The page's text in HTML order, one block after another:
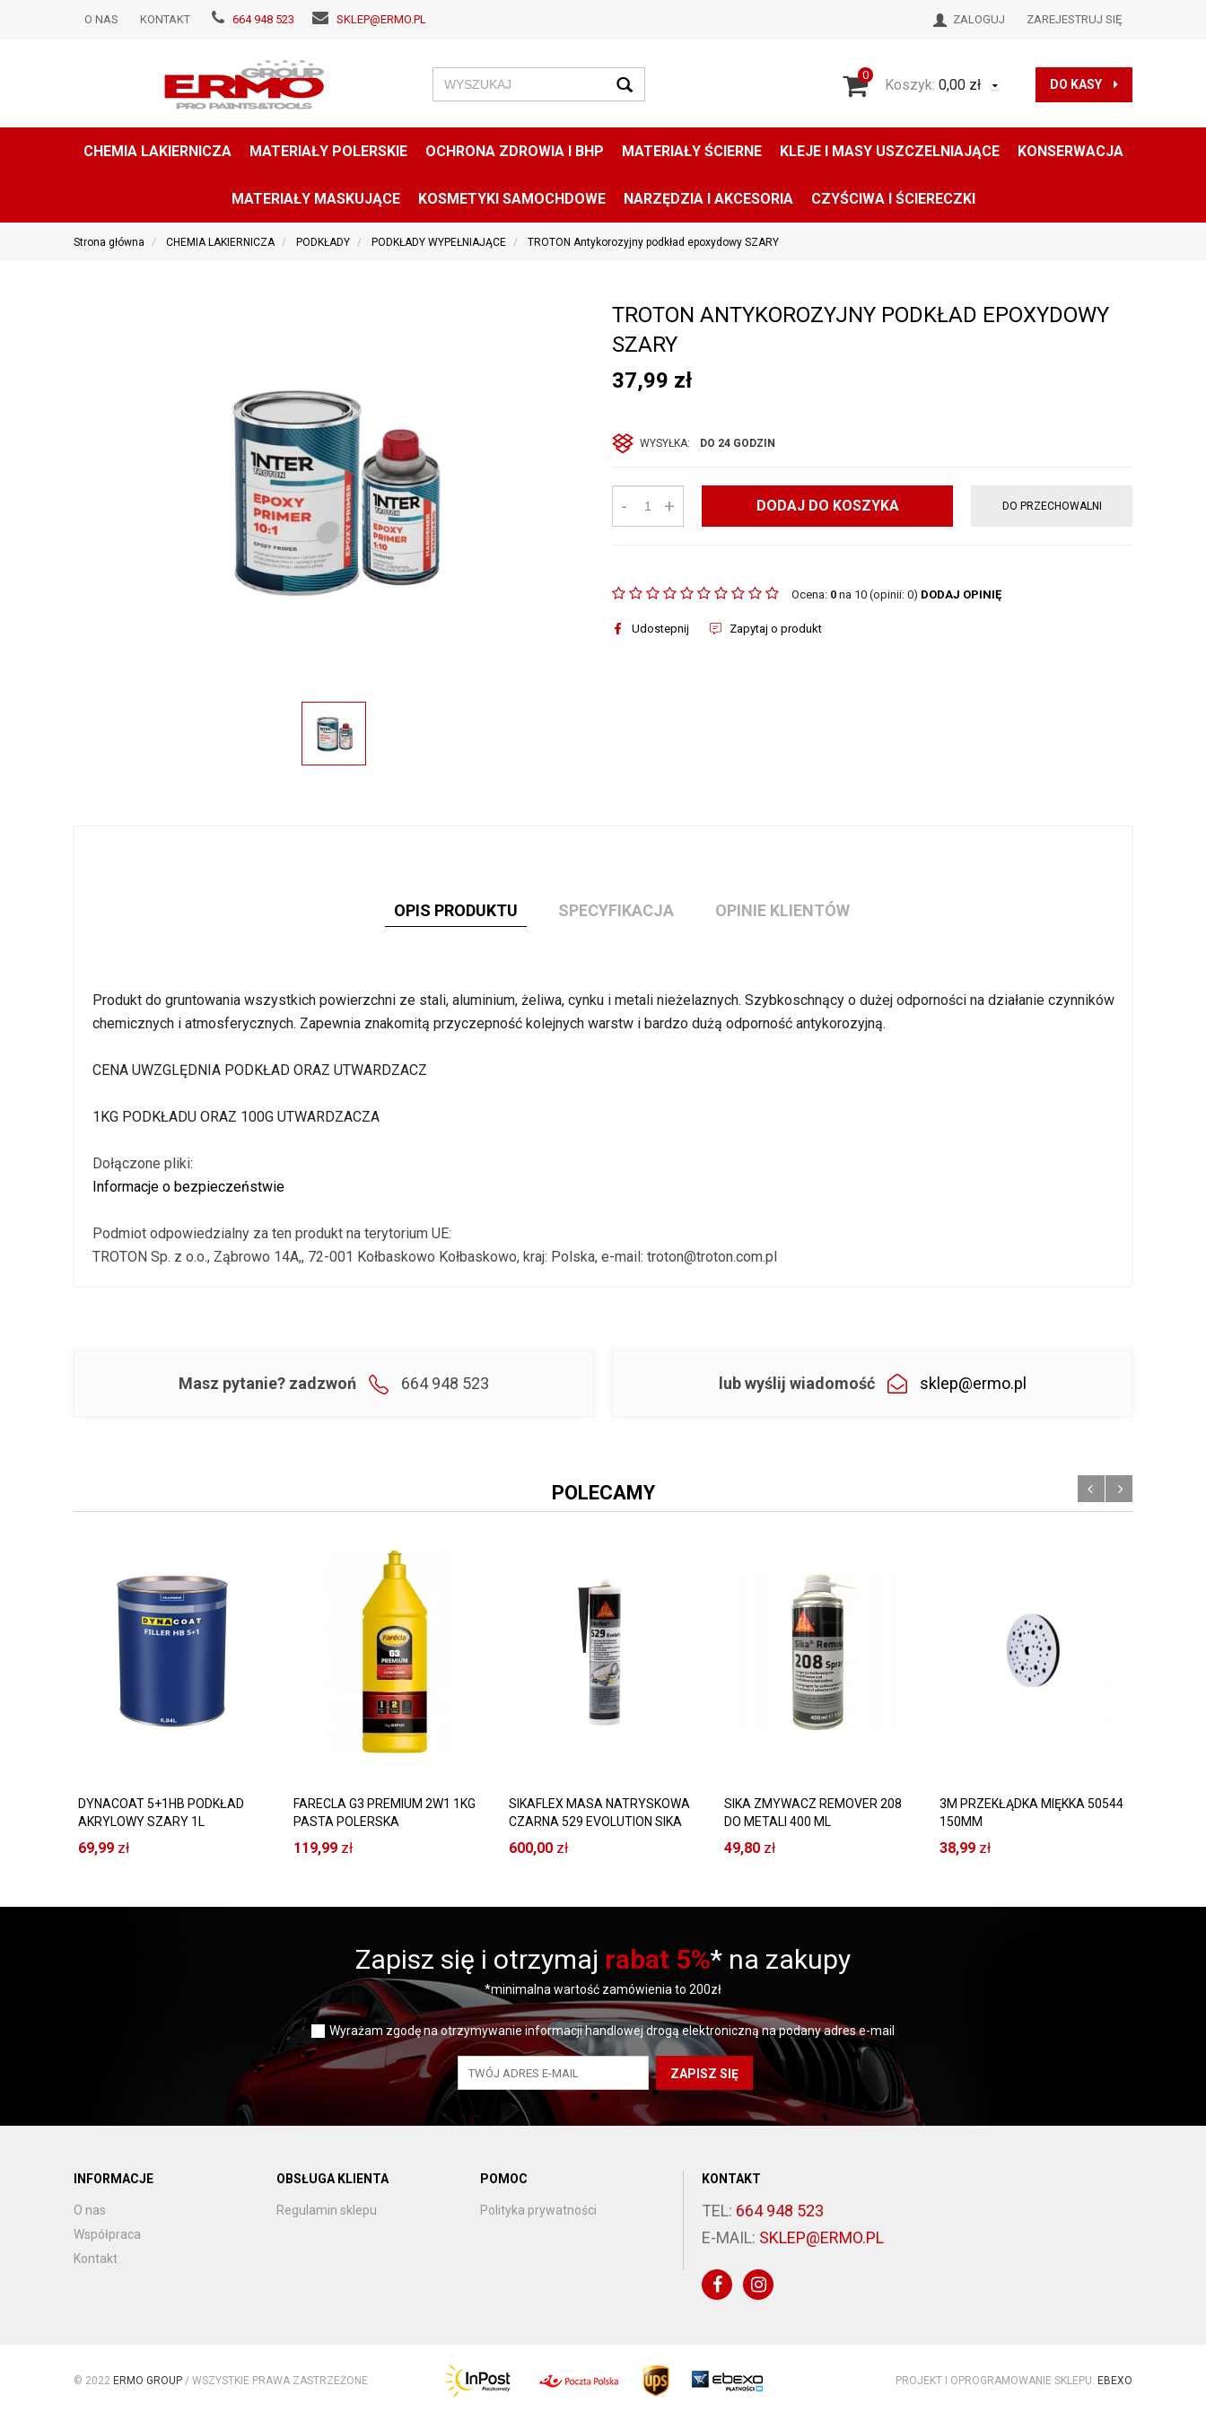
O NAS KONTAKT 664 948 523 SKLEP@ERMO.PL ZALOGUJ ZAREJESTRUJ SIĘ
0
Koszyk: 0,00 zł DO KASY
CHEMIA LAKIERNICZA MATERIAŁY POLERSKIE OCHRONA ZDROWIA I BHP MATERIAŁY ŚCIERNE KLEJE I MASY USZCZELNIAJĄCE KONSERWACJA
MATERIAŁY MASKUJĄCE KOSMETYKI SAMOCHDOWE NARZĘDZIA I AKCESORIA CZYŚCIWA I ŚCIERECZKI
Strona główna CHEMIA LAKIERNICZA PODKŁADY PODKŁADY WYPEŁNIAJĄCE TROTON Antykorozyjny podkład epoxydowy SZARY
TROTON ANTYKOROZYJNY PODKŁAD EPOXYDOWY
SZARY
37,99 zł
WYSYŁKA: DO 24 GODZIN
- + DODAJ DO KOSZYKA DO PRZECHOWALNI
Ocena: 0 na 10 (opinii: 0) DODAJ OPINIĘ
Udostepnij Zapytaj o produkt
OPIS PRODUKTU SPECYFIKACJA OPINIE KLIENTÓW
Produkt do gruntowania wszystkich powierzchni ze stali, aluminium, żeliwa, cynku i metali nieżelaznych. Szybkoschnący o dużej odporności na działanie czynników
chemicznych i atmosferycznych. Zapewnia znakomitą przyczepność kolejnych warstw i bardzo dużą odporność antykorozyjną.
CENA UWZGLĘDNIA PODKŁAD ORAZ UTWARDZACZ
1KG PODKŁADU ORAZ 100G UTWARDZACZA
Dołączone pliki:
Informacje o bezpieczeństwie
Podmiot odpowiedzialny za ten produkt na terytorium UE:
TROTON Sp. z o.o., Ząbrowo 14A,, 72-001 Kołbaskowo Kołbaskowo, kraj: Polska, e-mail: troton@troton.com.pl
Masz pytanie? zadzwoń 664 948 523 lub wyślij wiadomość sklep@ermo.pl
POLECAMY
DYNACOAT 5+1HB PODKŁAD
AKRYLOWY SZARY 1L
69,99 zł
FARECLA G3 PREMIUM 2W1 1KG
PASTA POLERSKA
119,99 zł
SIKAFLEX MASA NATRYSKOWA
CZARNA 529 EVOLUTION SIKA
12 SZT
600,00 zł
SIKA ZMYWACZ REMOVER 208
DO METALI 400 ML
49,80 zł
3M PRZEKŁĄDKA MIĘKKA 50544
150MM
38,99 zł
Zapisz się i otrzymaj rabat 5%* na zakupy
*minimalna wartość zamówienia to 200zł
Wyrażam zgodę na otrzymywanie informacji handlowej drogą elektroniczną na podany adres e-mail
ZAPISZ SIĘ
INFORMACJE
O nas
Współpraca
Kontakt
OBSŁUGA KLIENTA
Regulamin sklepu
POMOC
Polityka prywatności
KONTAKT
TEL: 664 948 523
E-MAIL: SKLEP@ERMO.PL
© 2022 ERMO GROUP / WSZYSTKIE PRAWA ZASTRZEŻONE PROJEKT I OPROGRAMOWANIE SKLEPU: EBEXO